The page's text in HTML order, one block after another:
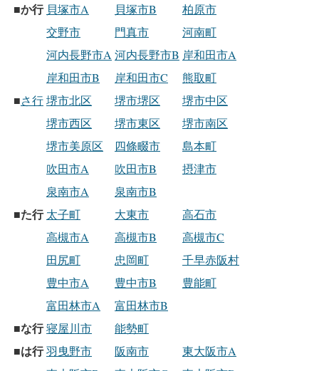
■か行 貝塚市A 貝塚市B
柏原市
交野市
門真市
河南町
河内長野市A河内長野市B 岸和田市A
岸和田市B
岸和田市C
熊取町
■さ行堺市北区 堺市堺区
堺市中区
堺市西区
堺市東区
堺市南区
堺市美原区
四條畷市
島本町
吹田市A
吹田市B
摂津市
泉南市A
泉南市B
■た行 太子町 大東市
高石市
高槻市A
高槻市B
高槻市C
田尻町
忠岡町
千早赤阪村
豊中市A
豊中市B
豊能町
富田林市A
富田林市B
■な行寝屋川市
能勢町
■は行羽曳野市 阪南市
東大阪市A